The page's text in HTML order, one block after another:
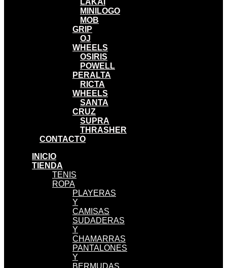
LAKAI
MINILOGO
MOB
GRIP
OJ
WHEELS
OSIRIS
POWELL
PERALTA
RICTA
WHEELS
SANTA
CRUZ
SUPRA
THRASHER
CONTACTO
INICIO
TIENDA
TENIS
ROPA
PLAYERAS
Y
CAMISAS
SUDADERAS
Y
CHAMARRAS
PANTALONES
Y
BERMUDAS